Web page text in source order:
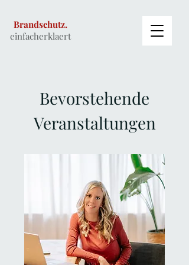
Brandschutz.
einfacherklaert
Bevorstehende
Veranstaltungen